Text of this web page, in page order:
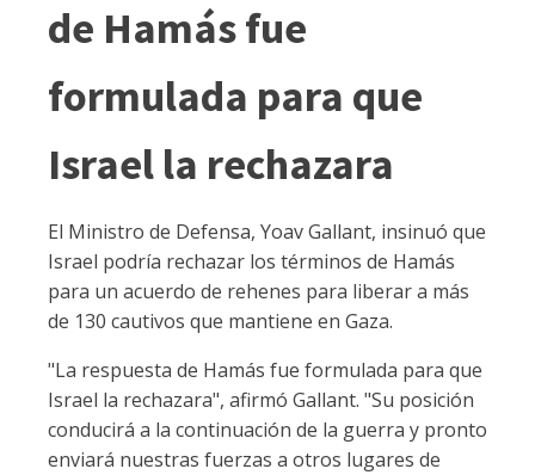
de Hamás fue
formulada para que
Israel la rechazara
El Ministro de Defensa, Yoav Gallant, insinuó que
Israel podría rechazar los términos de Hamás
para un acuerdo de rehenes para liberar a más
de 130 cautivos que mantiene en Gaza.
"La respuesta de Hamás fue formulada para que
Israel la rechazara", afirmó Gallant. "Su posición
conducirá a la continuación de la guerra y pronto
enviará nuestras fuerzas a otros lugares de